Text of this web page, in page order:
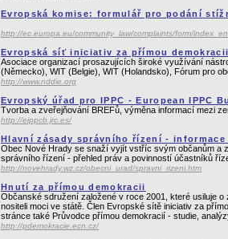
Evropská komise: formulář pro podání
http://ec.europa.eu/community_law/complaints/form/
Evropská síť iniciativ za přímou
Asociace organizací prosazujících široké využívání
(Německo), WIT (Belgie), WIT (Holandsko), Fórum pro
http://www.nddie.org
Evropský úřad pro IPPC - European IPPC
Tvorba a zveřejňování BREFů, výměna informací mezi
http://eippcb.jrc.es/
Hlavní zásady správního řízení -
Obec Nové Hrady se snaží vyjít vstříc svým občanům a
správního řízení - přehled práv a povinností účastníků
http://novehrady.wz.cz/obecni_urad/spravni_rizeni.htm
Hnutí za přímou demokracii
Občanské sdružení založené v roce 2001, které usiluje
nositeli moci ve státě. Člen Evropské sítě iniciativ za
stránce také Průvodce přímou demokracií - studie,
http://pdemokracie.ecn.cz/